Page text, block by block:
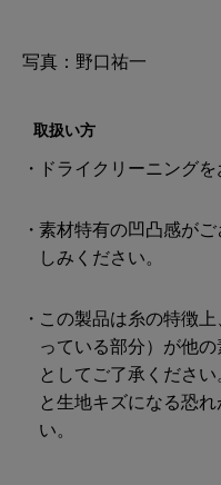
写真：野口祐一
取扱い方
ドライクリーニング
素材特有の凹凸感が
しみください。
この製品は糸の特徴
っている部分）が他
としてご了承くださ
と生地キズになる恐
い。